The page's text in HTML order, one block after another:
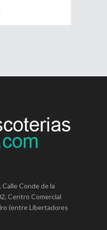
Conde de la
Centro Comercial
(entre Libertadores